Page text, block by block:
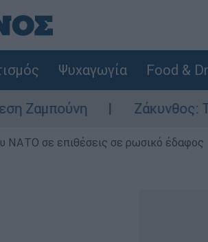
Ψυχαγωγία Food &
Ζάκυνθος: Τι
ΝΑΤΟ σε επιθέσεις σε ρωσικό έδαφος